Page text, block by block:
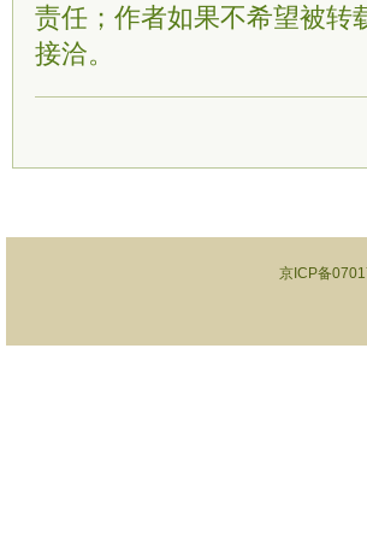
责任；作者如果不希望被转
接洽。
京ICP备